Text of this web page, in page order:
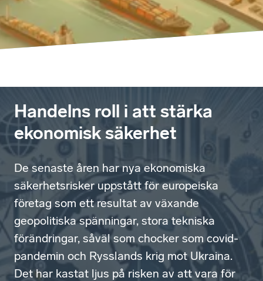
Handelns roll i att stärka
ekonomisk säkerhet
De senaste åren har nya ekonomiska
säkerhetsrisker uppstått för europeiska
företag som ett resultat av växande
geopolitiska spänningar, stora tekniska
förändringar, såväl som chocker som covid-
pandemin och Rysslands krig mot Ukraina.
Det har kastat ljus på risken av att vara för